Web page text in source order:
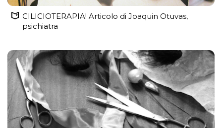
CILICIOTERAPIA! Articolo di Joaquin Otuvas,
psichiatra